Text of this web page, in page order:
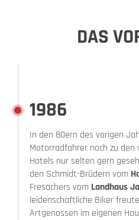
DAS
1986
In den 80ern des vorigen
Motorradfahrer noch zu den
Hotels nur selten gern
den Schmidt-Brüdern vom
Fresachers vom Landhaus
leidenschaftliche Biker
Artgenossen im eigenen